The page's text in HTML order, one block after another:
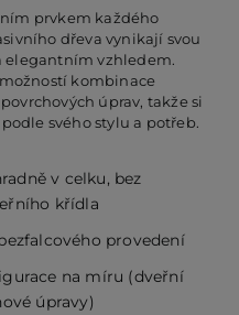
prvkem každého
dřeva vynikají svou
elegantním vzhledem.
kombinace
úprav, takže si
svého stylu a potřeb.
v celku, bez
křídla
provedení
na míru (dveřní
úpravy)